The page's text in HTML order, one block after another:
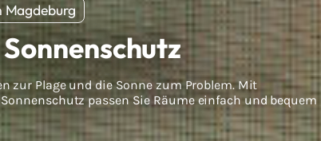
Magdeburg
zur Plage und die Sonne zum Problem. Mit
passen Sie Räume einfach und bequem